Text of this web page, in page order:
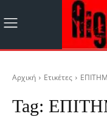
Αρχική Ετικέτες
Tag: